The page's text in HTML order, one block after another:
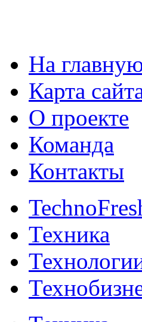
На
Карта
О проекте
Команда
Контакты
Техника